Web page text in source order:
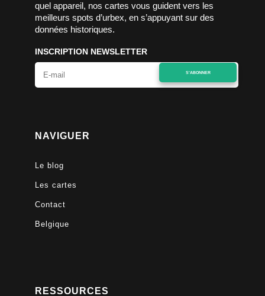
quel appareil, nos cartes vous guident vers les
meilleurs spots d’urbex, en s’appuyant sur des
données historiques.
INSCRIPTION NEWSLETTER
S'ABONNER
NAVIGUER
Le blog
Les cartes
Contact
Belgique
RESSOURCES